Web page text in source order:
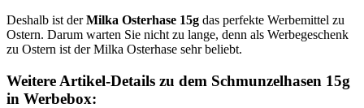
Deshalb ist derMilka Osterhase 15g das perfekte Werbemittel zu
Ostern. Darum warten Sie nicht zu lange, denn als Werbegeschenk
zu Ostern ist der Milka Osterhase sehr beliebt.
Weitere Artikel-Details zu dem Schmunzelhasen 15g
in Werbebox: